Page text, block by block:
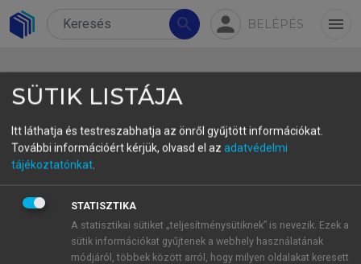
search person BELÉPÉS menu
Target Text 4
The Next Day by Attila Farkas
SÜTIK LISTÁJA
Itt láthatja és testreszabhatja az önről gyűjtött információkat.
További információért kérjük, olvasd el az adatvédelmi
tájékoztatónkat.
STATISZTIKA
A statisztikai sütiket „teljesítménysütiknek” is nevezik. Ezek a
sütik információkat gyűjtenek a webhely használatának
módjáról, többek között arról, hogy milyen oldalakat keresett